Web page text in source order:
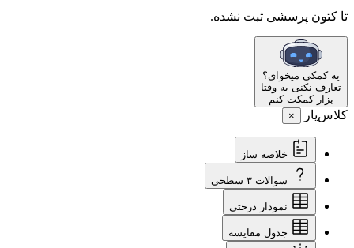
تا کتون پرسشی ثبت نشده.
یه کمکی میخوای؟
تعارف نکنی یه وقتا
بزار کمکت کنم
کلاس‌یار ×
خلاصه ساز
سوالات ۳ سطحی
نمودار درختی
جدول مقایسه